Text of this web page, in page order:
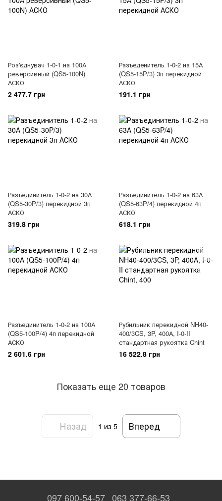
Роз'єднувач 1-0-1 на 100А
реверсивный (QS5-100N)
АСКО
2 477.7 грн
Разъеденитель 1-0-2 на 15А
(QS5-15P/3) 3п перекидной
АСКО
191.1 грн
Разъединитель 1-0-2 на 30А
(QS5-30P/3) перекидной 3п
АСКО
319.8 грн
Разъединитель 1-0-2 на 63А
(QS5-63P/4) перекидной 4п
АСКО
618.1 грн
Разъединитель 1-0-2 на 100А
(QS5-100P/4) 4п перекидной
АСКО
2 601.6 грн
Рубильник перекидной NH40-
400/3CS, 3P, 400А, I-0-II
стандартная рукоятка Chint
16 522.8 грн
Показать еще 20 товаров
Назад 1 из 5 Вперед
097 600-54-57 063 377-66-53